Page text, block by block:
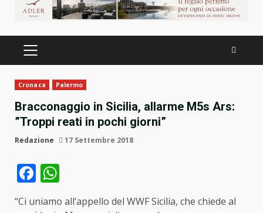
PRIMÄRES
MENÜ
Cronaca Palermo
Bracconaggio in Sicilia, allarme M5s Ars:
”Troppi reati in pochi giorni”
Redazione 17 Settembre 2018
Facebook
“Ci uniamo all’appello del WWF Sicilia, che chiede al